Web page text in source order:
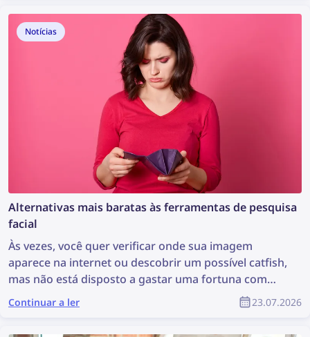
DMCA em sites onde as imagens foram encontradas.
Continue lendo para saber como remover suas
imagens de qualquer site com a ajuda do Assistente
Notícias
Alternativas mais baratas às ferramentas de pesquisa
facial
Às vezes, você quer verificar onde sua imagem
aparece na internet ou descobrir um possível catfish,
mas não está disposto a gastar uma fortuna com
uma ferramenta de pesquisa facial. Conheça
algumas alternativas mais acessíveis que continuam
Continuar a ler 23.07.2026